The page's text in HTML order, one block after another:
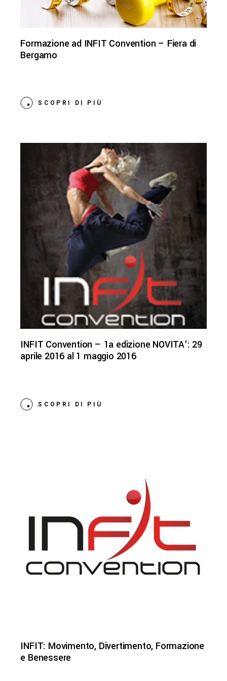
Formazione ad INFIT Convention – Fiera di
Bergamo
SCOPRI DI PIÙ
INFIT Convention – 1a edizione NOVITA’: 29
aprile 2016 al 1 maggio 2016
SCOPRI DI PIÙ
INFIT: Movimento, Divertimento, Formazione
e Benessere